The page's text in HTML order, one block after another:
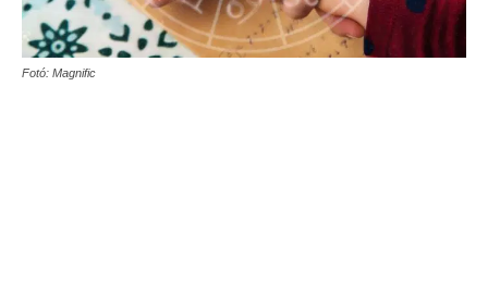
Fotó: Magnific